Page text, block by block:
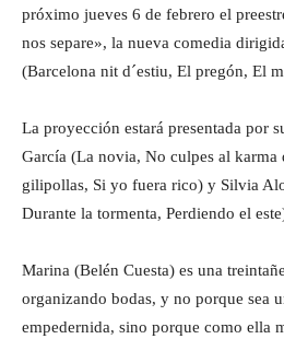
próximo jueves 6 de febrero el
nos separe», la nueva comedia
(Barcelona nit d´estiu, El pregón, El
La proyección estará presentada por
García (La novia, No culpes al karma
gilipollas, Si yo fuera rico) y Silvia
Durante la tormenta, Perdiendo el
Marina (Belén Cuesta) es una
organizando bodas, y no porque sea
empedernida, sino porque como ella